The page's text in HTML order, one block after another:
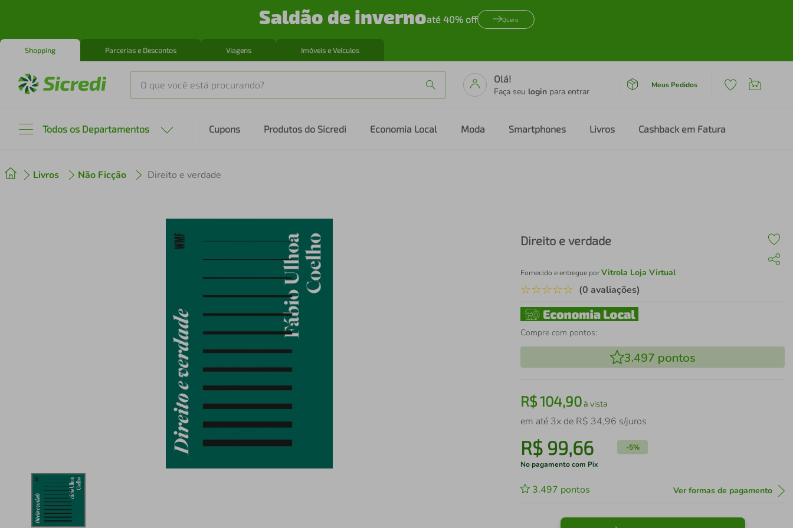
Saldão de invernoaté 40% off Quero
Shopping Parcerias e Descontos Viagens Imóveis e Veículos
O que você está procurando?
Olá!
Faça seu login para entrar
Meus Pedidos
Todos os Departamentos Cupons Produtos do Sicredi Economia Local Moda Smartphones Livros Cashback em Fatura
Livros Não Ficção Direito e verdade
Direito e verdade
Fornecido e entregue porVitrola Loja Virtual
☆☆☆☆☆ (0 avaliações)
Compre com pontos:
3.497 pontos
R$104,90à vista
em até 3x de R$ 34,96 s/juros
R$ 99,66 -5%
No pagamento com Pix
3.497 pontos Ver formas de pagamento
2º cafeteira